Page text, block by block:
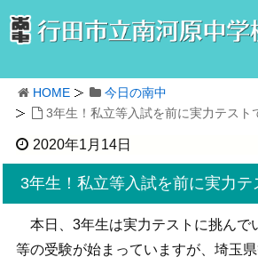
HOME
今日の南中
3年生！私立等入試を前に実力テスト
2020年1月14日
3年生！私立等入試を前に実力テ
本日、3年生は実力テストに挑んで
等の受験が始まっていますが、埼玉